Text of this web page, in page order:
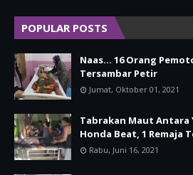
POPULAR POSTS
Naas... 16 Orang
Tersambar Petir
Jumat, Oktober 01, 2021
Tabrakan Maut Antara
Honda Beat, 1 Remaja
Rabu, Juni 16, 2021